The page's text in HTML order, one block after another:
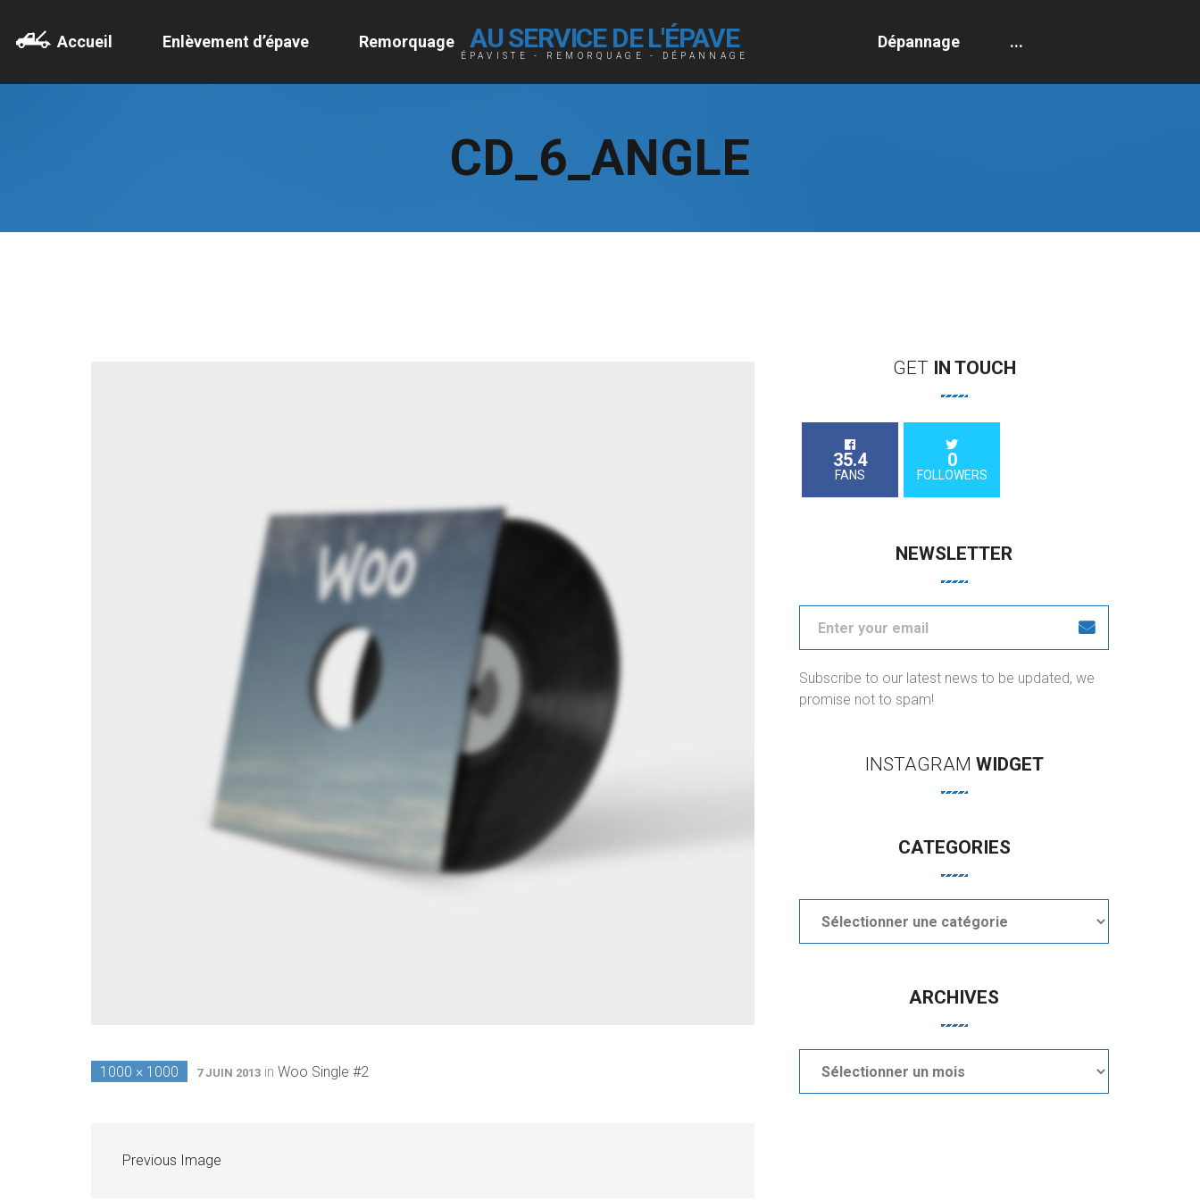
AU SERVICE DE L'ÉPAVE
ÉPAVISTE - REMORQUAGE - DÉPANNAGE
Accueil Enlèvement d’épave Remorquage Dépannage ...
CD_6_ANGLE
1000 × 1000 7 JUIN 2013 in Woo Single #2
Previous Image
GETIN TOUCH
35.4
FANS
0
FOLLOWERS
NEWSLETTER
Subscribe to our latest news to be updated, we
promise not to spam!
INSTAGRAM WIDGET
CATEGORIES
ARCHIVES